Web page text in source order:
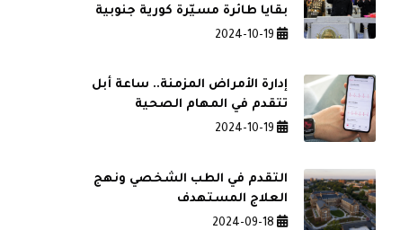
بقايا طائرة مسيّرة كورية جنوبية
إدارة الأمراض المزمنة.. ساعة أبل
تتقدم في المهام الصحية
التقدم في الطب الشخصي ونهج
العلاج المستهدف